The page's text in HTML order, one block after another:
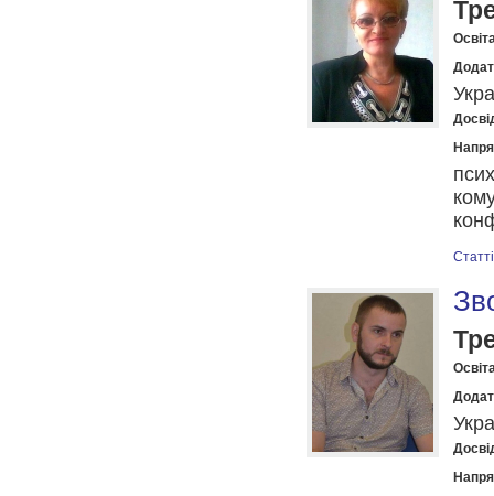
Статті